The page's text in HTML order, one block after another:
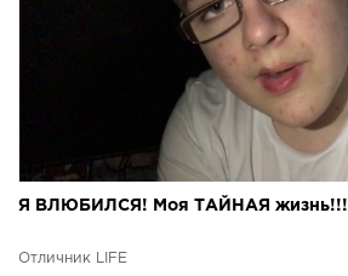
Я ВЛЮБИЛСЯ! Моя ТАЙНАЯ жизнь!!!
Отличник LIFE